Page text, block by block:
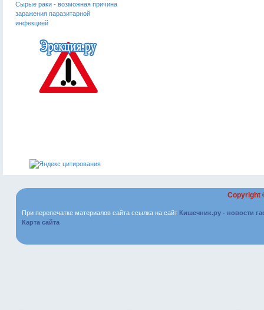
Сырые раки - возможная причина
заражения паразитарной
инфекцией
Copyright
При перепечатке материалов сайта ссылка на сайт Кишечник.ру - новости
Карта сайта